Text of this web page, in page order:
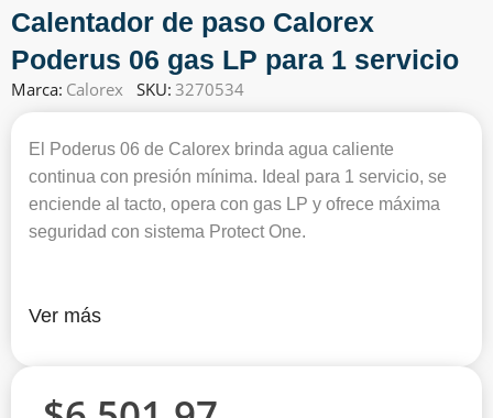
Calentador de paso Calorex
Poderus 06 gas LP para 1 servicio
Marca: Calorex SKU: 3270534
El Poderus 06 de Calorex brinda agua caliente
continua con presión mínima. Ideal para 1 servicio, se
enciende al tacto, opera con gas LP y ofrece máxima
seguridad con sistema Protect One.
Ver más